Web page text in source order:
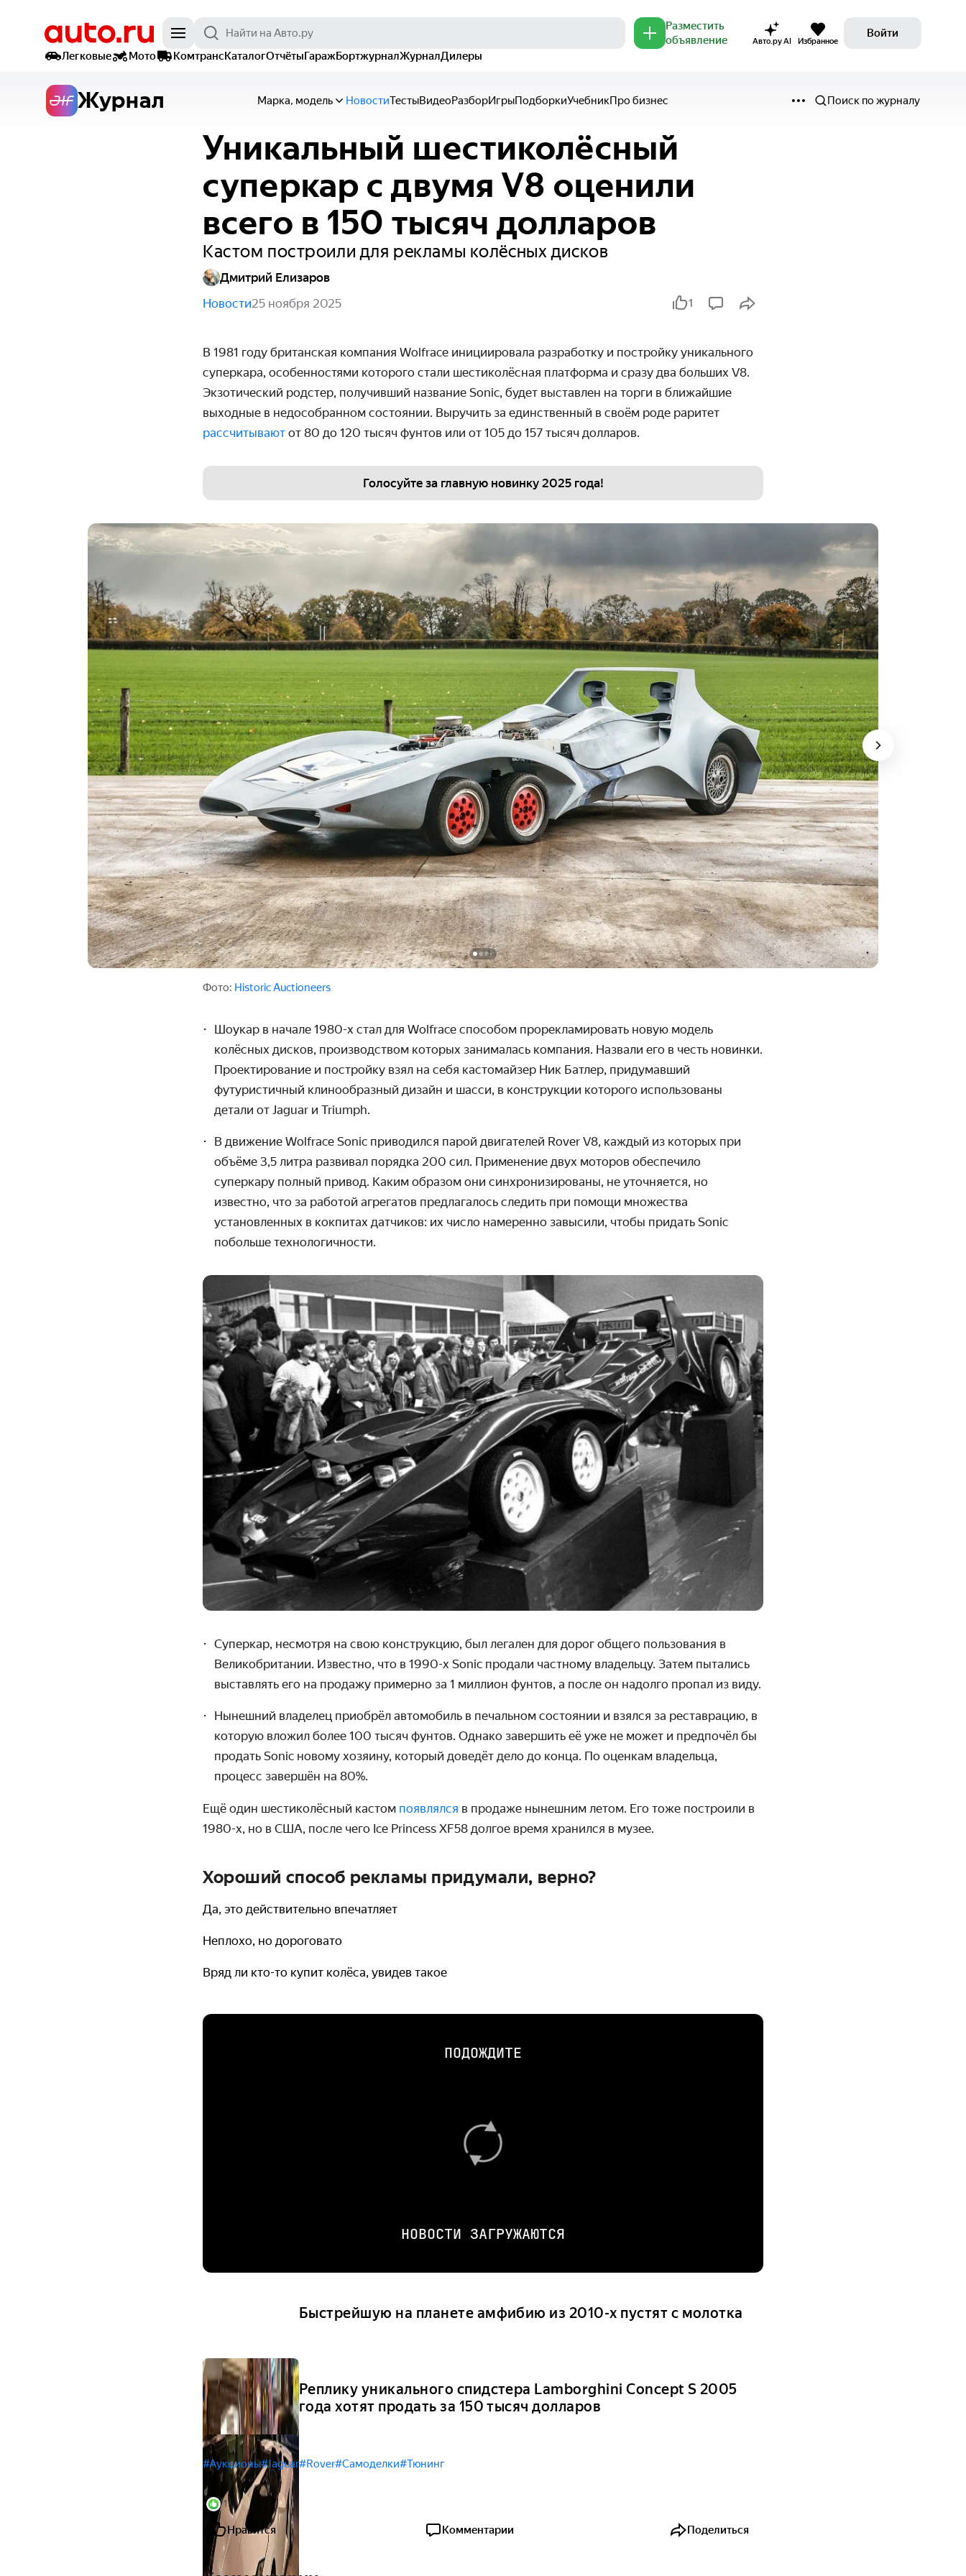
Разместить
объявление
Авто.ру AI Избранное
Войти
Легковые
Мото КомтрансКаталогОтчётыГаражБортжурналЖурналДилеры
Журнал Марка, модель НовостиТестыВидеоРазборИгрыПодборкиУчебникПро бизнес Поиск по журналу
Уникальный шестиколёсный
суперкар с двумя V8 оценили
всего в 150 тысяч долларов
Кастом построили для рекламы колёсных дисков
Дмитрий Елизаров
Новости25 ноября 2025 1
В 1981 году британская компания Wolfrace инициировала разработку и постройку уникального
суперкара, особенностями которого стали шестиколёсная платформа и сразу два больших V8.
Экзотический родстер, получивший название Sonic, будет выставлен на торги в ближайшие
выходные в недособранном состоянии. Выручить за единственный в своём роде раритет
рассчитывают от 80 до 120 тысяч фунтов или от 105 до 157 тысяч долларов.
Голосуйте за главную новинку 2025 года!
Фото: Historic Auctioneers
Шоукар в начале 1980-х стал для Wolfrace способом прорекламировать новую модель
колёсных дисков, производством которых занималась компания. Назвали его в честь новинки.
Проектирование и постройку взял на себя кастомайзер Ник Батлер, придумавший
футуристичный клинообразный дизайн и шасси, в конструкции которого использованы
детали от Jaguar и Triumph.
В движение Wolfrace Sonic приводился парой двигателей Rover V8, каждый из которых при
объёме 3,5 литра развивал порядка 200 сил. Применение двух моторов обеспечило
суперкару полный привод. Каким образом они синхронизированы, не уточняется, но
известно, что за работой агрегатов предлагалось следить при помощи множества
установленных в кокпитах датчиков: их число намеренно завысили, чтобы придать Sonic
побольше технологичности.
Суперкар, несмотря на свою конструкцию, был легален для дорог общего пользования в
Великобритании. Известно, что в 1990-х Sonic продали частному владельцу. Затем пытались
выставлять его на продажу примерно за 1 миллион фунтов, а после он надолго пропал из виду.
Нынешний владелец приобрёл автомобиль в печальном состоянии и взялся за реставрацию, в
которую вложил более 100 тысяч фунтов. Однако завершить её уже не может и предпочёл бы
продать Sonic новому хозяину, который доведёт дело до конца. По оценкам владельца,
процесс завершён на 80%.
Ещё один шестиколёсный кастом появлялся в продаже нынешним летом. Его тоже построили в
1980-х, но в США, после чего Ice Princess XF58 долгое время хранился в музее.
Хороший способ рекламы придумали, верно?
Да, это действительно впечатляет
Неплохо, но дороговато
Вряд ли кто-то купит колёса, увидев такое
ПОДОЖДИТЕ
НОВОСТИ ЗАГРУЖАЮТСЯ
Быстрейшую на планете амфибию из 2010-х пустят с молотка
Реплику уникального спидстера Lamborghini Concept S 2005
года хотят продать за 150 тысяч долларов
#Аукционы#Jaguar#Rover#Самоделки#Тюнинг
1
Нравится Комментарии Поделиться